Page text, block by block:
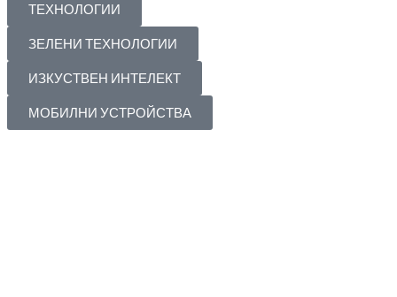
ТЕХНОЛОГИИ
ЗЕЛЕНИ ТЕХНОЛОГИИ
ИЗКУСТВЕН ИНТЕЛЕКТ
МОБИЛНИ УСТРОЙСТВА